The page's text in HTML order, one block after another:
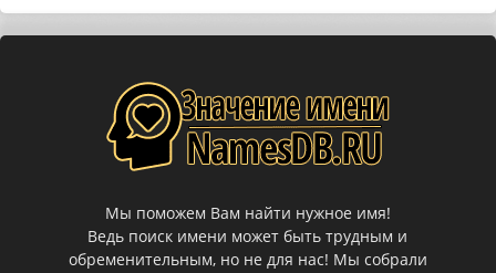
Мы поможем Вам найти нужное имя!
Ведь поиск имени может быть трудным и
обременительным, но не для нас! Мы собрали